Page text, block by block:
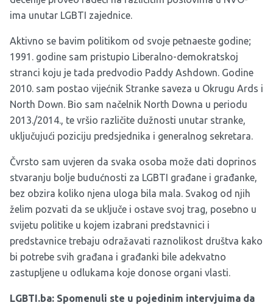
ima unutar LGBTI zajednice.
Aktivno se bavim politikom od svoje petnaeste godine;
1991. godine sam pristupio Liberalno-demokratskoj
stranci koju je tada predvodio Paddy Ashdown. Godine
2010. sam postao vijećnik Stranke saveza u Okrugu Ards i
North Down. Bio sam načelnik North Downa u periodu
2013./2014., te vršio različite dužnosti unutar stranke,
uključujući poziciju predsjednika i generalnog sekretara.
Čvrsto sam uvjeren da svaka osoba može dati doprinos
stvaranju bolje budućnosti za LGBTI građane i građanke,
bez obzira koliko njena uloga bila mala. Svakog od njih
želim pozvati da se uključe i ostave svoj trag, posebno u
svijetu politike u kojem izabrani predstavnici i
predstavnice trebaju odražavati raznolikost društva kako
bi potrebe svih građana i građanki bile adekvatno
zastupljene u odlukama koje donose organi vlasti.
LGBTI.ba: Spomenuli ste u pojedinim intervjuima da